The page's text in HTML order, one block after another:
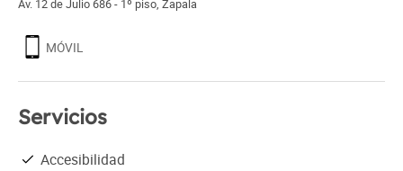
Av. 12 de Julio 686 - 1º piso, Zapala
MÓVIL
Servicios
Accesibilidad